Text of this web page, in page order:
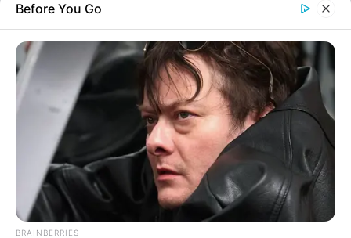
ΚΕΝΤΡΑ ΕΚΛΕΙΣΑΝ ΔΙΑ ΠΑΝΤΟΣ.
ΚΕΙΤΟΝΤΑΙ ΚΟΡΜΙΑ ΕΧΘΡΩΝ. ΣΤΙΣ
ΕΠΑΛΞΕΙΣ ΣΤΡΑΤΙΩΤΕΣ ΦΩΤΟΣ. ΧΩΡΟΣ
ΚΑΙ ΧΡΟΝΟΣ ΔΕΝ ΕΧΟΥΝ ΚΑΝΕΝΑ
ΝΟΗΜΑ.
ΚΕΝΤΡΑ ΕΚΛΕΙΣΑΝ ΔΙΑ ΠΑΝΤΟΣ. ΚΕΙΤΟΝΤΑΙ ΚΟΡΜΙΑ
ΕΧΘΡΩΝ. ΣΤΙΣ ΕΠΑΛΞΕΙΣ ΣΤΡΑΤΙΩΤΕΣ ΦΩΤΟΣ. ΧΩΡΟΣ ΚΑΙ
ΧΡΟΝΟΣ ΔΕΝ ΕΧΟΥΝ ΚΑΝΕΝΑ ΝΟΗΜΑ-ΑΥΤΑ ΚΑΙ ΑΛΛΑ ΠΟΛΥ
ΣΗΜΑΝΤΙΚΑ ΜΗΝΥΜΑΤΑ ΛΑΒΑΜΕ ΜΕΣΩ...
Before You Go
BRAINBERRIES